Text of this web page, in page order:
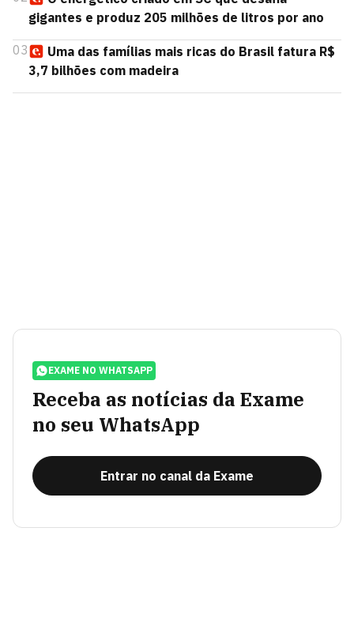
gigantes e produz 205 milhões de litros por ano
03
Uma das famílias mais ricas do Brasil fatura R$
3,7 bilhões com madeira
EXAME NO WHATSAPP
Receba as notícias da Exame
no seu WhatsApp
Entrar no canal da Exame